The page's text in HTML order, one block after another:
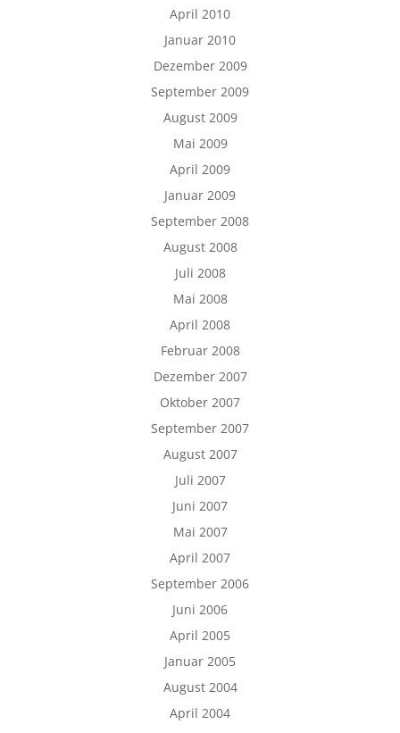
April 2010
Januar 2010
Dezember 2009
September 2009
August 2009
Mai 2009
April 2009
Januar 2009
September 2008
August 2008
Juli 2008
Mai 2008
April 2008
Februar 2008
Dezember 2007
Oktober 2007
September 2007
August 2007
Juli 2007
Juni 2007
Mai 2007
April 2007
September 2006
Juni 2006
April 2005
Januar 2005
August 2004
April 2004